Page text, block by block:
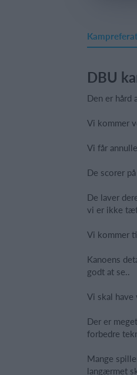
Kampreferat
DBU
Den er hård
Vi kommer
Vi får
De scorer
De laver
vi er ikke
Vi kommer
Kanoens
godt at se..
Vi skal have
Der er
forbedre
Mange
langærmet